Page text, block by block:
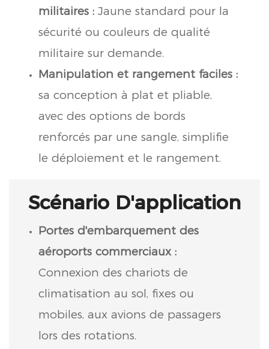
militaires :Jaune standard pour la
sécurité ou couleurs de qualité
militaire sur demande.
Manipulation et rangement faciles :
sa conception à plat et pliable,
avec des options de bords
renforcés par une sangle, simplifie
le déploiement et le rangement.
Scénario D'application
Portes d'embarquement des
aéroports commerciaux :
Connexion des chariots de
climatisation au sol, fixes ou
mobiles, aux avions de passagers
lors des rotations.